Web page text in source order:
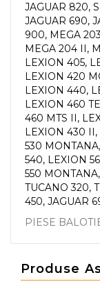
JAGUAR 820,
JAGUAR 690,
900, MEGA
MEGA 204 II,
LEXION 405,
LEXION 420
LEXION 440,
LEXION 460
460 MTS II,
LEXION 430 II,
530
540, LEXION
550
TUCANO 320,
450, JAGUAR
PIESE
Produse